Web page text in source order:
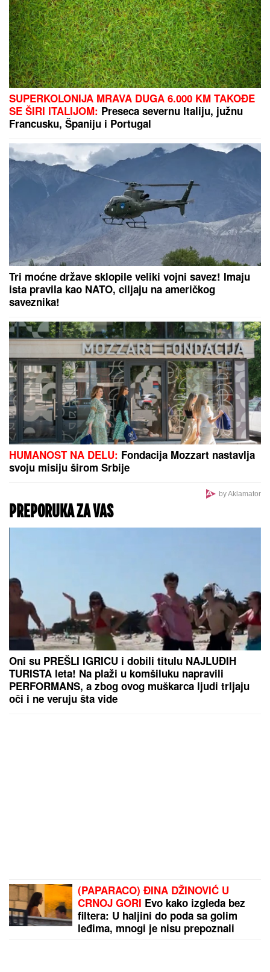
SUPERKOLONIJA MRAVA DUGA 6.000 KM TAKOĐE
SE ŠIRI ITALIJOM: Preseca severnu Italiju, južnu
Francusku, Španiju i Portugal
Tri moćne države sklopile veliki vojni savez! Imaju
ista pravila kao NATO, ciljaju na američkog
saveznika!
HUMANOST NA DELU: Fondacija Mozzart nastavlja
svoju misiju širom Srbije
by Aklamator
PREPORUKA ZA VAS
Oni su PREŠLI IGRICU i dobili titulu NAJLUĐIH
TURISTA leta! Na plaži u komšiluku napravili
PERFORMANS, a zbog ovog muškarca ljudi trljaju
oči i ne veruju šta vide
(PAPARACO) ĐINA DŽINOVIĆ U
CRNOJ GORI Evo kako izgleda bez
filtera: U haljini do poda sa golim
leđima, mnogi je nisu prepoznali